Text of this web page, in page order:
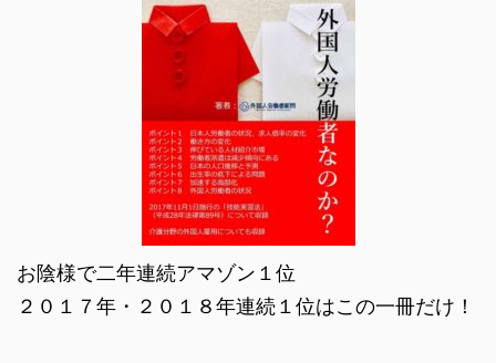
お陰様で二年連続アマゾン１位
２０１７年・２０１８年連続１位はこの一冊だけ！